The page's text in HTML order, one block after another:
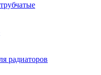
радиаторов